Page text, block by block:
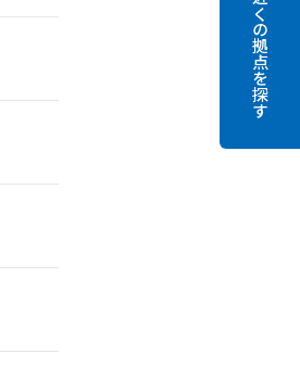
お近くの拠点を探す